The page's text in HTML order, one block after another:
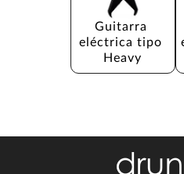
Guitarra
eléctrica tipo
Heavy